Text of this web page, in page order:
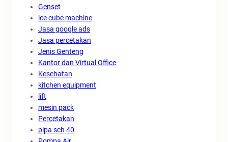
Genset
ice cube machine
Jasa google ads
Jasa percetakan
Jenis Genteng
Kantor dan Virtual Office
Kesehatan
kitchen equipment
lift
mesin pack
Percetakan
pipa sch 40